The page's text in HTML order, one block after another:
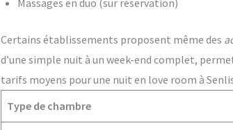
Massages en duo (sur réservation)
Certains établissements proposent même des
d’une simple nuit à un week-end complet,
tarifs moyens pour une nuit en love room à
Type de chambre